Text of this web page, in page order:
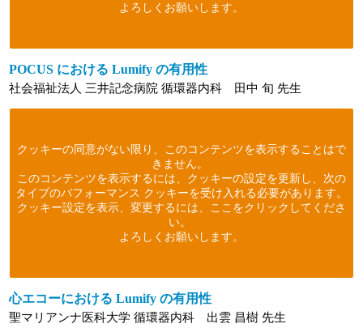
よろしくお願いします。
POCUS における Lumify の有用性
社会福祉法人 三井記念病院 循環器内科 田中 旬 先生
クッキーの同意がない限り、このコンテンツを表示することはで
きません。
このコンテンツを表示するには、クッキーの設定を更新し、次の
タイプのパフォーマンス クッキーを受け入れる必要があります。
クッキー設定を表示、変更するには、ここをクリックしてくださ
い。
よろしくお願いします。
心エコーにおける Lumify の有用性
聖マリアンナ医科大学 循環器内科 出雲 昌樹 先生